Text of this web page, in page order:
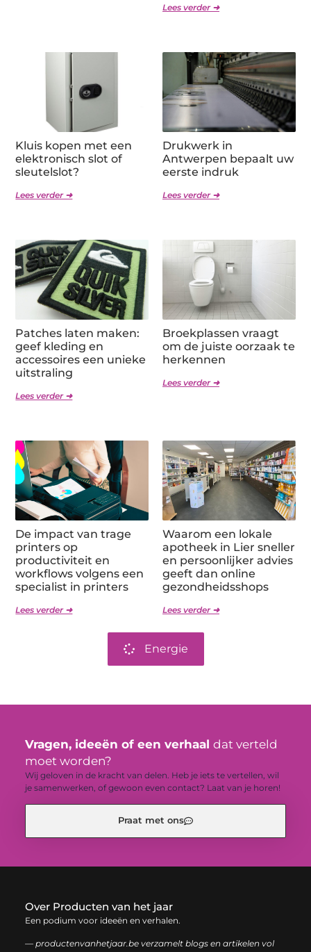
Lees verder ➜
Kluis kopen met een
elektronisch slot of
sleutelslot?
Lees verder ➜
Drukwerk in
Antwerpen bepaalt uw
eerste indruk
Lees verder ➜
Patches laten maken:
geef kleding en
accessoires een unieke
uitstraling
Lees verder ➜
Broekplassen vraagt
om de juiste oorzaak te
herkennen
Lees verder ➜
De impact van trage
printers op
productiviteit en
workflows volgens een
specialist in printers
Lees verder ➜
Waarom een lokale
apotheek in Lier sneller
en persoonlijker advies
geeft dan online
gezondheidsshops
Lees verder ➜
Energie
Vragen, ideeën of een verhaal dat verteld
moet worden?
Wij geloven in de kracht van delen. Heb je iets te vertellen, wil
je samenwerken, of gewoon even contact? Laat van je horen!
Praat met ons
Over Producten van het jaar
Een podium voor ideeën en verhalen.
— productenvanhetjaar.be verzamelt blogs en artikelen vol